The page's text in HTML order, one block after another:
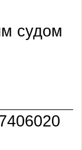
судом